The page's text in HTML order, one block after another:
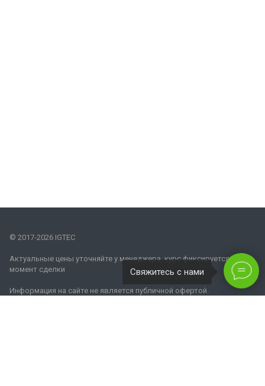
Свяжитесь с нами
© 2017-2026 IGTEC
Актуальные цены уточняйте у менеджера, курс фиксируется на
момент сделки
Информация на сайте не является публичной офертой.